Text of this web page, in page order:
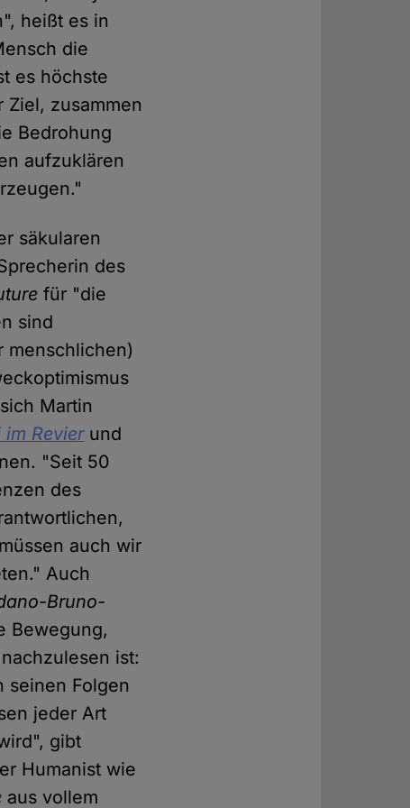
heißt es in
die
es höchste
zusammen
Bedrohung
aufzuklären
säkularen
des
für "die
sind
menschlichen)
Martin
im Revier und
"Seit 50
des
müssen auch wir
Auch
Bruno-
Bewegung,
ist:
seinen Folgen
jeder Art
gibt
Humanist wie
aus vollem